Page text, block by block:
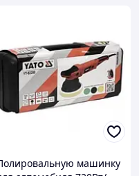
машинку